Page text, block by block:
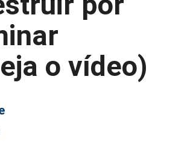
o vídeo)